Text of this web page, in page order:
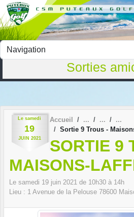
Sorties
Le samedi
19
JUIN 2021
Accueil
Sortie 9 Trous -
SORTIE 9
MAISONS-
Le samedi 19 juin 2021 de 10h30 à 14h
Lieu : 1 Avenue de la Pelouse 78600
Panneau de gestion des cookies